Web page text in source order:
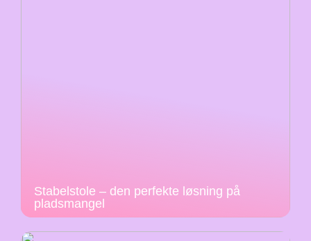
Stabelstole – den perfekte løsning på
pladsmangel